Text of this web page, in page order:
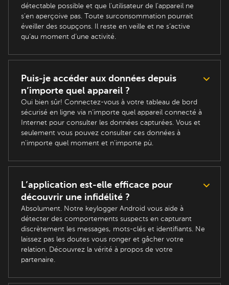
détectable possible et que l'utilisateur de l'appareil ne
s'en aperçoive pas. Toute surconsommation pourrait
éveiller des soupçons. Il reste en veille et ne s’active
qu’au moment d’une activité.
Puis-je accéder aux données depuis
n’importe quel appareil ?
Oui bien sûr! Connectez-vous à votre tableau de bord
sécurisé en ligne via n’importe quel appareil connecté à
Internet pour consulter les données capturées. Vous et
seulement vous pouvez consulter ces données à
n'importe quel moment et n'importe pù.
L’application est-elle efficace pour
découvrir une infidélité ?
Absolument. Notre keylogger Android vous aide à
détecter des comportements suspects en capturant
discrètement les messages, mots-clés et identifiants. Ne
laissez pas les doutes vous ronger et gâcher votre
relation. Découvrez la vérité à propos de votre
partenaire.